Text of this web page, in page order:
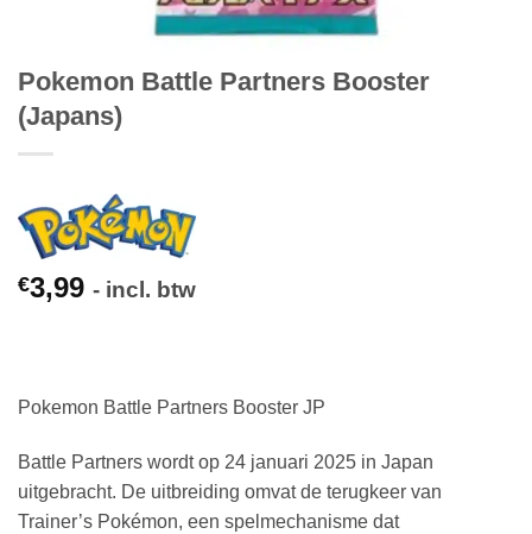
Pokemon Battle Partners Booster
(Japans)
€3,99 - incl. btw
Pokemon Battle Partners Booster JP
Battle Partners wordt op 24 januari 2025 in Japan
uitgebracht. De uitbreiding omvat de terugkeer van
Trainer’s Pokémon, een spelmechanisme dat